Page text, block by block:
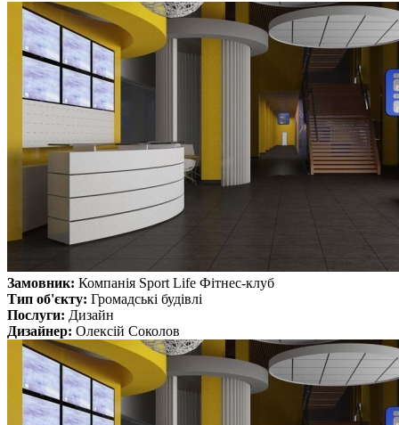
Замовник: Компанія Sport Life Фітнес-клуб
Тип об'єкту: Громадські будівлі
Послуги: Дизайн
Дизайнер: Олексій Соколов